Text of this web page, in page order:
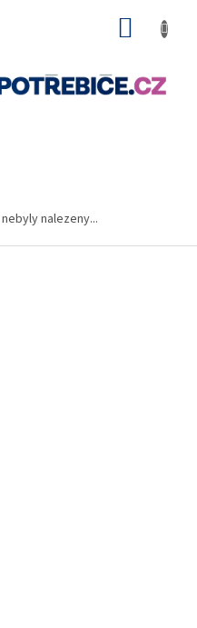
nebyly nalezeny...